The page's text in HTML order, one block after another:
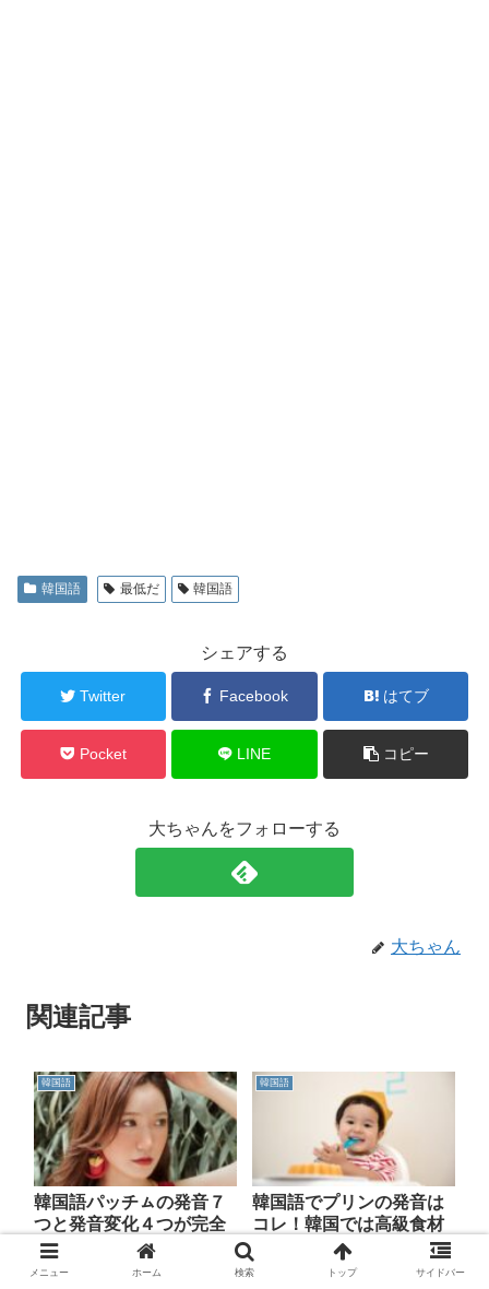
韓国語 最低だ 韓国語
シェアする
Twitter Facebook はてブ
Pocket LINE コピー
大ちゃんをフォローする
大ちゃん
関連記事
韓国語
韓国語パッチㇺの発音７
つと発音変化４つが完全
マスターできるお話
韓国語
韓国語でプリンの発音は
コレ！韓国では高級食材
なのプリンって！？
メニュー ホーム 検索 トップ サイドバー